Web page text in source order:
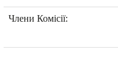
Члени Комісії: